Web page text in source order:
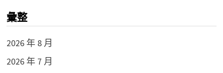
彙整
2026 年 8 月
2026 年 7 月